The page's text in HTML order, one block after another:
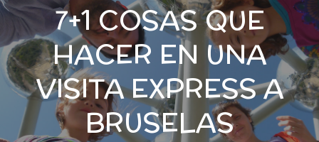
7+1 COSAS QUE
HACER EN UNA
VISITA EXPRESS A
BRUSELAS